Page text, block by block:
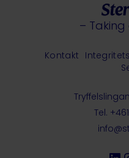
–
Tryffelslingan
Tel.
Kontakt